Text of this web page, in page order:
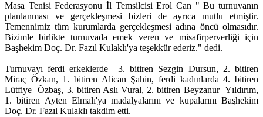
Masa Tenisi Federasyonu İl Temsilcisi Erol Can " Bu turnuvanın
planlanması ve gerçekleşmesi bizleri de ayrıca mutlu etmiştir.
Temennimiz tüm kurumlarda gerçekleşmesi adına öncü olmasıdır.
Bizimle birlikte turnuvada emek veren ve misafirperverliği için
Başhekim Doç. Dr. Fazıl Kulaklı'ya teşekkür ederiz." dedi.
Turnuvayı ferdi erkeklerde 3. bitiren Sezgin Dursun, 2. bitiren
Miraç Özkan, 1. bitiren Alican Şahin, ferdi kadınlarda 4. bitiren
Lütfiye Özbaş, 3. bitiren Aslı Vural, 2. bitiren Beyzanur Yıldırım,
1. bitiren Ayten Elmalı'ya madalyalarını ve kupalarını Başhekim
Doç. Dr. Fazıl Kulaklı takdim etti.